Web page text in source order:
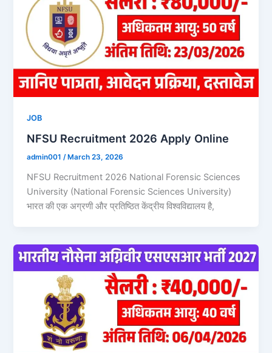
JOB
NFSU Recruitment 2026 Apply Online
admin001/ March 23, 2026
NFSU Recruitment 2026 National Forensic Sciences
University (National Forensic Sciences University)
भारत की एक अग्रणी और प्रतिष्ठित केंद्रीय विश्वविद्यालय है,